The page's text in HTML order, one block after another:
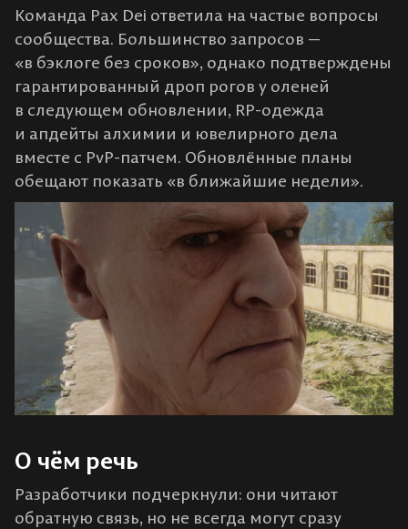
Команда Pax Dei ответила на частые вопросы
сообщества. Большинство запросов —
«в бэклоге без сроков», однако подтверждены
гарантированный дроп рогов у оленей
в следующем обновлении, RP-одежда
и апдейты алхимии и ювелирного дела
вместе с PvP-патчем. Обновлённые планы
обещают показать «в ближайшие недели».
О чём речь
Разработчики подчеркнули: они читают
обратную связь, но не всегда могут сразу